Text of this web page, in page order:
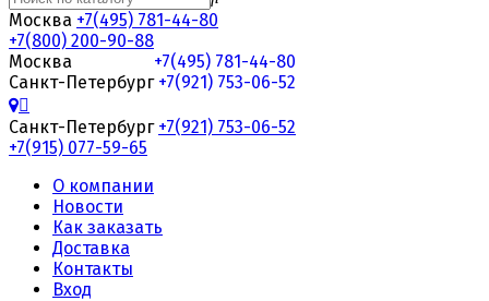
Москва +7(495) 781-44-80
+7(800) 200-90-88
Москва
+7(495) 781-44-80
Санкт-Петербург +7(921) 753-06-52
Санкт-Петербург +7(921) 753-06-52
+7(915) 077-59-65
О компании
Новости
Как заказать
Доставка
Контакты
Вход